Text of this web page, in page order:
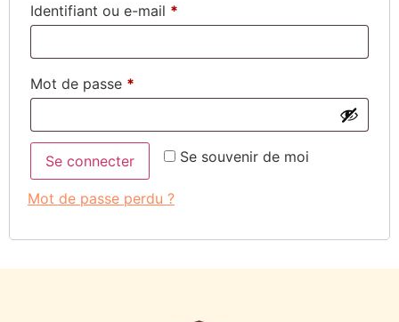
Identifiant ou e-mail *
Mot de passe *
Se souvenir de moi
Se connecter
Mot de passe perdu ?